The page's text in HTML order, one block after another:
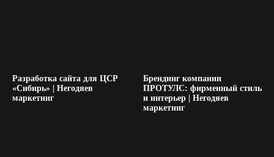
Разработка сайта для ЦСР
«Сибирь» | Негодяев
маркетинг
Брендинг компании
ПРОТУЛС: фирменный стиль
и интерьер | Негодяев
маркетинг